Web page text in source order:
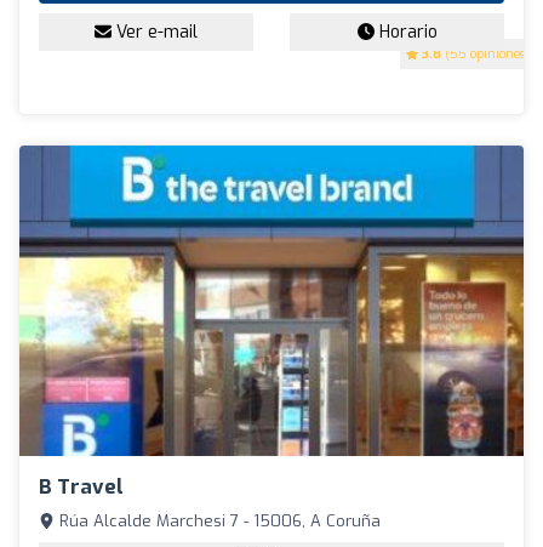
3.8 (55 opiniones)
Ver e-mail Horario
B Travel
Rúa Alcalde Marchesi 7 - 15006, A Coruña